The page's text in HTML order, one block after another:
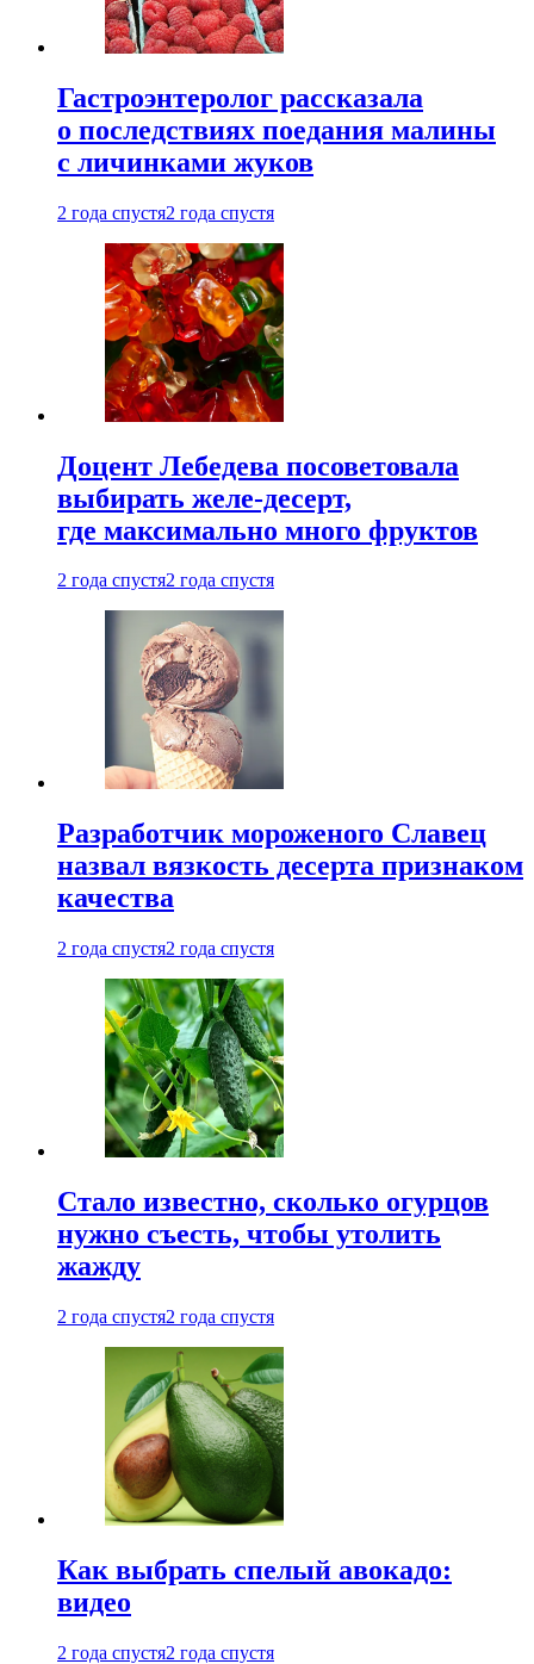
Гастроэнтеролог рассказала
о последствиях поедания малины
с личинками жуков
2 года спустя2 года спустя
Доцент Лебедева посоветовала
выбирать желе-десерт,
где максимально много фруктов
2 года спустя2 года спустя
Разработчик мороженого Славец
назвал вязкость десерта признаком
качества
2 года спустя2 года спустя
Стало известно, сколько огурцов
нужно съесть, чтобы утолить
жажду
2 года спустя2 года спустя
Как выбрать спелый авокадо:
видео
2 года спустя2 года спустя